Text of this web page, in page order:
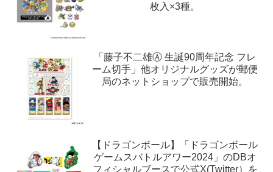
枚入×3種。
「藤子不二雄Ⓐ 生誕90周年記念 フレ
ーム切手」他オリジナルグッズが郵便
局のネットショップで販売開始。
【ドラゴンボール】「ドラゴンボール
ゲームスバトルアワー2024」のDBオ
フィシャルブースで公式X(Twitter）を